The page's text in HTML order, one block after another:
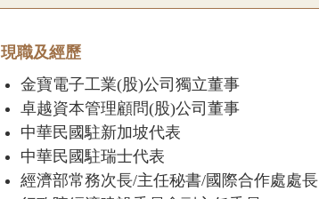
現職及經歷
金寶電子工業(股)公司獨立董事
卓越資本管理顧問(股)公司董事
中華民國駐新加坡代表
中華民國駐瑞士代表
經濟部常務次長/主任秘書/國際合作處處長